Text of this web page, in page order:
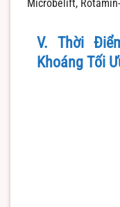
Microbelift,
V. Thời
Khoáng Tối